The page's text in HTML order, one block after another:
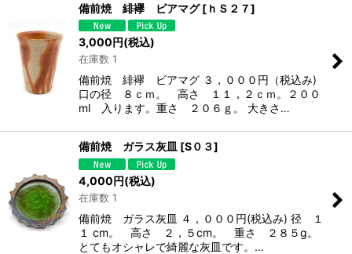
並び順:
絞り込む
備前焼 緋襷 ビアマグ [ ｈＳ２７]
3,000円(税込)
在庫数 1
備前焼 緋襷 ビアマグ ３，０００円（税込み)
口の径 ８ｃｍ。 高さ １１，２ｃｍ。２００
ml 入ります。重さ ２０６ｇ。 大きさ…
備前焼 ガラス灰皿 [S０３]
4,000円(税込)
在庫数 1
備前焼 ガラス灰皿 ４，０００円(税込み) 径 １
１ cm。 高さ ２，５cm。 重さ ２８５g。
とてもオシャレで綺麗な灰皿です。…